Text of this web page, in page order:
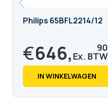
Philips 65BFL2214/12
€646, 90
€ 782,
IN WINKELWAGEN